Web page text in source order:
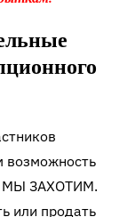
МЫ ЗАХОТИМ.
или продать